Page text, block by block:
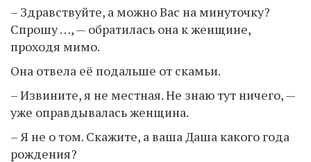
– Здравствуйте, а можно Вас на минуточку?
Спрошу …, — обратилась она к женщине,
проходя мимо.
Она отвела её подальше от скамьи.
– Извините, я не местная. Не знаю тут ничего, —
уже оправдывалась женщина.
– Я не о том. Скажите, а ваша Даша какого года
рождения?